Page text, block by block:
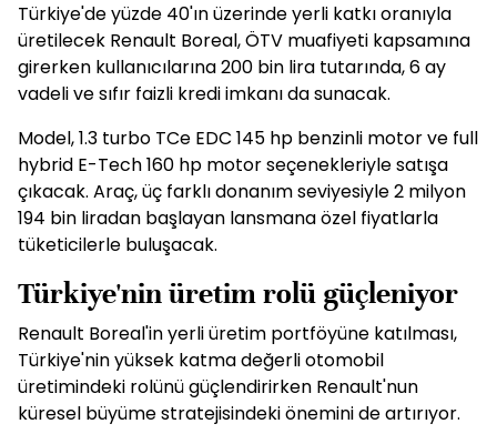
Türkiye'de yüzde 40'ın üzerinde yerli katkı oranıyla
üretilecek Renault Boreal, ÖTV muafiyeti kapsamına
girerken kullanıcılarına 200 bin lira tutarında, 6 ay
vadeli ve sıfır faizli kredi imkanı da sunacak.
Model, 1.3 turbo TCe EDC 145 hp benzinli motor ve full
hybrid E-Tech 160 hp motor seçenekleriyle satışa
çıkacak. Araç, üç farklı donanım seviyesiyle 2 milyon
194 bin liradan başlayan lansmana özel fiyatlarla
tüketicilerle buluşacak.
Türkiye'nin üretim rolü güçleniyor
Renault Boreal'in yerli üretim portföyüne katılması,
Türkiye'nin yüksek katma değerli otomobil
üretimindeki rolünü güçlendirirken Renault'nun
küresel büyüme stratejisindeki önemini de artırıyor.